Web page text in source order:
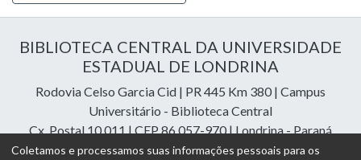
BIBLIOTECA CENTRAL DA UNIVERSIDADE
ESTADUAL DE LONDRINA
Rodovia Celso Garcia Cid | PR 445 Km 380 | Campus
Universitário - Biblioteca Central
Cx. Postal 10.011 | CEP 86.057-970 | Londrina - Paraná
Contatos: e-mail:riuel@uel.br| fone: 43 3371-4409
Coletamos e processamos suas informações pessoais para os